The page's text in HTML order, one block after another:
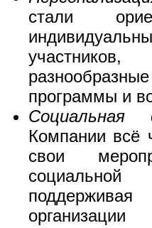
стали
программы и
Социальная
Компании всё
свои
социальной
поддерживая